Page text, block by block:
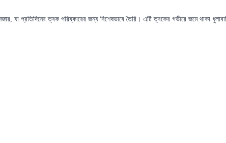
যা প্রতিদিনের ত্বক পরিষ্কারের জন্য বিশেষভাবে তৈরি। এটি ত্বকের গভীরে জমে থাকা